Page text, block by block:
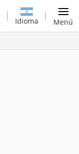
Idioma Menú